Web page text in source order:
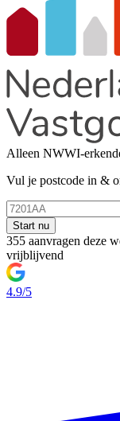
Alleen NWWI-
Vul je postcode in &
Start nu
355 aanvragen deze
vrijblijvend
4.9/5